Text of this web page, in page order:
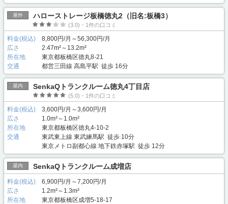
屋外 ハローストレージ板橋徳丸2（旧名:板橋3）
(3.0)・1件の口コミ
料金(税込)
8,800円/月～56,300円/月
広さ
2.47m²～13.2m²
所在地
東京都板橋区徳丸8-21
交通
都営三田線 高島平駅 徒歩 16分
屋内 SenkaQトランクルーム徳丸4丁目店
(5.0)・1件の口コミ
料金(税込)
3,600円/月～3,600円/月
広さ
1.0m²～1.0m²
所在地
東京都板橋区徳丸4-10-2
交通
東武東上線 東武練馬駅 徒歩 10分
東京メトロ副都心線 地下鉄赤塚駅 徒歩 12分
屋内 SenkaQトランクルーム成増店
料金(税込)
6,900円/月～7,200円/月
広さ
1.2m²～1.3m²
所在地
東京都板橋区成増5-18-17